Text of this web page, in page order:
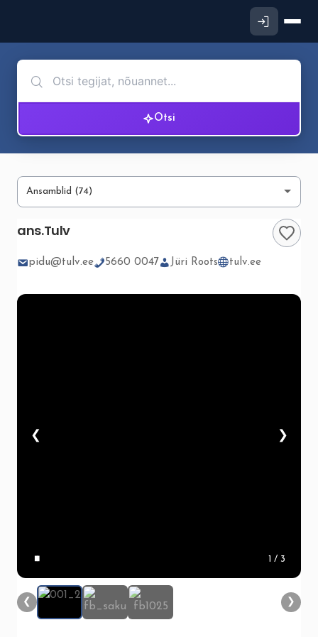
Otsi
ans.Tulv
pidu@tulv.ee 5660 0047 Jüri Roots tulv.ee
❮ ❯
1 / 3
▮▮
❮ ❯